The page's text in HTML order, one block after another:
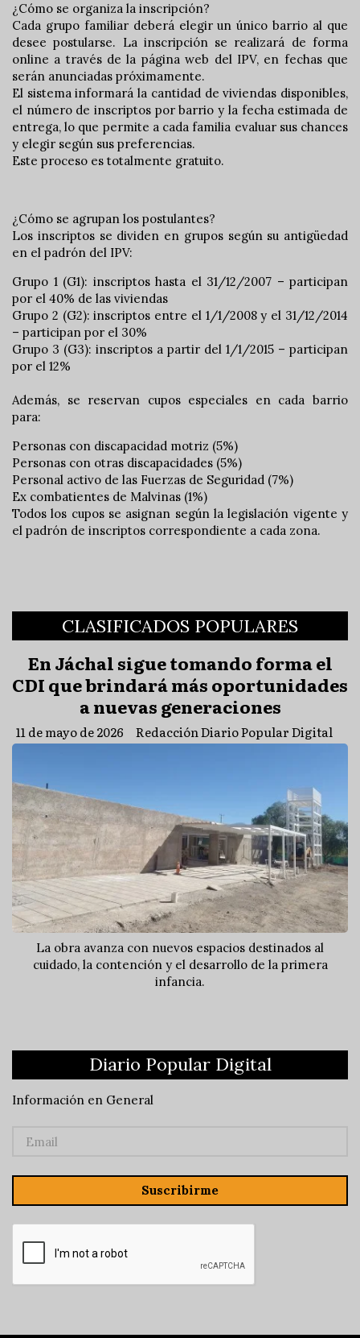
¿Cómo se organiza la inscripción?
Cada grupo familiar deberá elegir un único barrio al que
desee postularse. La inscripción se realizará de forma
online a través de la página web del IPV, en fechas que
serán anunciadas próximamente.
El sistema informará la cantidad de viviendas disponibles,
el número de inscriptos por barrio y la fecha estimada de
entrega, lo que permite a cada familia evaluar sus chances
y elegir según sus preferencias.
Este proceso es totalmente gratuito.
¿Cómo se agrupan los postulantes?
Los inscriptos se dividen en grupos según su antigüedad
en el padrón del IPV:
Grupo 1 (G1): inscriptos hasta el 31/12/2007 – participan
por el 40% de las viviendas
Grupo 2 (G2): inscriptos entre el 1/1/2008 y el 31/12/2014
– participan por el 30%
Grupo 3 (G3): inscriptos a partir del 1/1/2015 – participan
por el 12%
Además, se reservan cupos especiales en cada barrio
para:
Personas con discapacidad motriz (5%)
Personas con otras discapacidades (5%)
Personal activo de las Fuerzas de Seguridad (7%)
Ex combatientes de Malvinas (1%)
Todos los cupos se asignan según la legislación vigente y
el padrón de inscriptos correspondiente a cada zona.
CLASIFICADOS POPULARES
En Jáchal sigue tomando forma el
CDI que brindará más oportunidades
a nuevas generaciones
Redacción Diario Popular Digital
11 de mayo de 2026
La obra avanza con nuevos espacios destinados al
cuidado, la contención y el desarrollo de la primera
infancia.
Diario Popular Digital
Información en General
Suscribirme